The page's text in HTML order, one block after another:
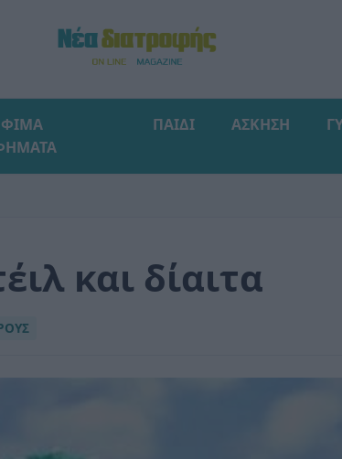
ΠΑΙΔΙ ΑΣΚΗΣΗ
και δίαιτα